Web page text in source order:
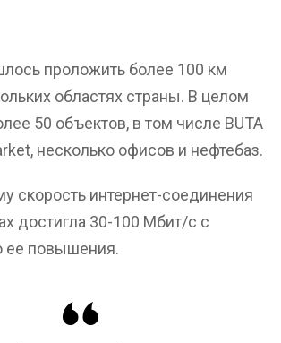
проложить более 100 км
областях страны. В целом
50 объектов, в том числе BUTA
несколько офисов и нефтебаз.
скорость интернет-соединения
достигла 30-100 Мбит/с с
ее повышения.